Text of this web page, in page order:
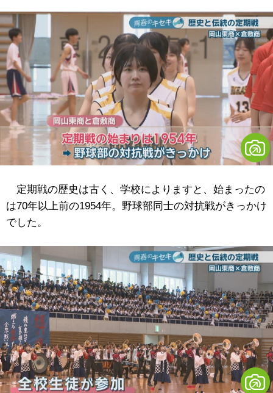
定期戦の歴史は古く、学校によりますと、始まったの
は70年以上前の1954年。野球部同士の対抗戦がきっかけ
でした。